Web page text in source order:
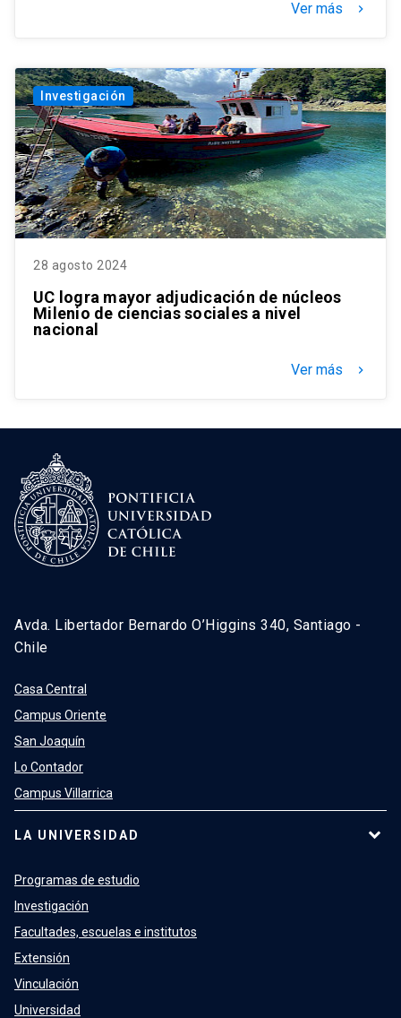
Ver más keyboard_arrow_right
Investigación
28 agosto 2024
UC logra mayor adjudicación de núcleos
Milenio de ciencias sociales a nivel
nacional
Ver más keyboard_arrow_right
Avda. Libertador Bernardo O’Higgins 340, Santiago -
Chile
Casa Central
Campus Oriente
San Joaquín
Lo Contador
Campus Villarrica
LA UNIVERSIDAD
Programas de estudio
Investigación
Facultades, escuelas e institutos
Extensión
Vinculación
Universidad